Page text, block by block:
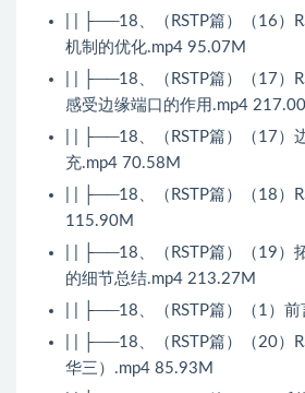
| | ├──18、（RSTP篇）（16）
机制的优化.mp4 95.07M
| | ├──18、（RSTP篇）（17）
感受边缘端口的作用.mp4
| | ├──18、（RSTP篇）（17）
充.mp4 70.58M
| | ├──18、（RSTP篇）（18）
115.90M
| | ├──18、（RSTP篇）（19）
的细节总结.mp4 213.27M
| | ├──18、（RSTP篇）（1）
| | ├──18、（RSTP篇）（20）
华三）.mp4 85.93M